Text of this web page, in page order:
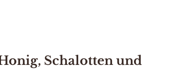
Schalotten und